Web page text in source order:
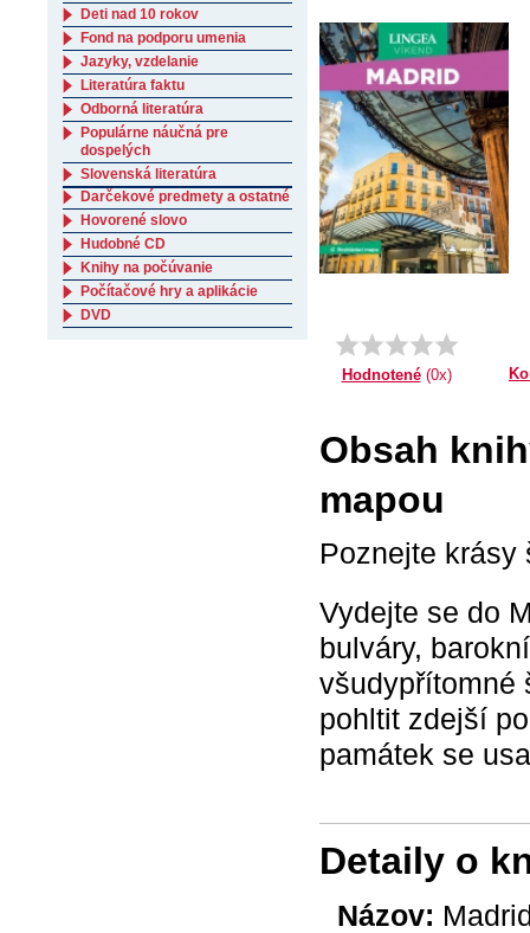
Hodnotené(0x)
Obsah
mapou
Poznejte krásy
Vydejte se do
bulváry,
všudypřítomné
pohltit zdejší
památek se
Detaily o
Názov:
Deti nad 10 rokov
Fond na podporu umenia
Jazyky, vzdelanie
Literatúra faktu
Odborná literatúra
Populárne náučná pre
dospelých
Slovenská literatúra
Darčekové predmety a ostatné
Hovorené slovo
Hudobné CD
Knihy na počúvanie
Počítačové hry a aplikácie
DVD